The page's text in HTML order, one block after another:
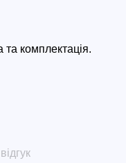
комплектація.